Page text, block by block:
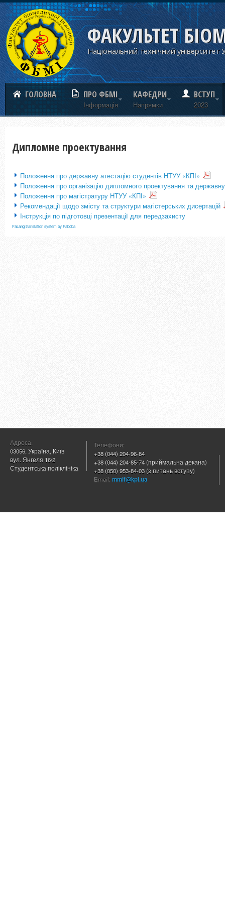
ФАКУЛЬТЕТ
Національний технічний університет
ГОЛОВНА ПРО ФБМІ
Iнформацiя
КАФЕДРИ
Напрямки
ВСТУП
2023
Дипломне проектування
Положення про державну атестацію студентів НТУУ «КПІ»
Положення про організацію дипломного проектування та
Положення про магістратуру НТУУ «КПІ»
Рекомендації щодо змісту та структури магістерських дисертацій
Інструкція по підготовці презентації для передзахисту
FaLang translation system by Faboba
Адреса:
03056, Україна, Київ
вул. Янгеля 16/2
Студентська поліклініка
Телефони:
+38 (044) 204-96-84
+38 (044) 204-85-74 (приймальна декана)
+38 (050) 953-84-03 (з питань вступу)
Email: mmif@kpi.ua